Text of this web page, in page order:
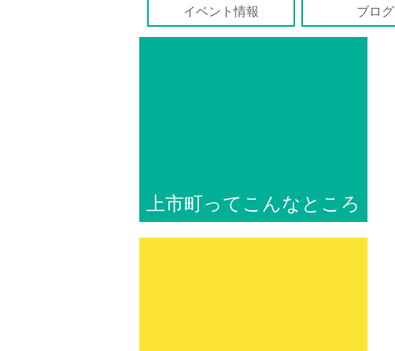
イベント情報 ブログ
上市町ってこんなところ